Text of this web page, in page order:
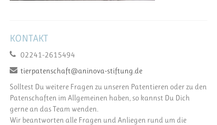
KONTAKT
02241-2615494
tierpatenschaft@aninova-stiftung.de
Solltest Du weitere Fragen zu unseren Patentieren oder zu den
Patenschaften im Allgemeinen haben, so kannst Du Dich
gerne an das Team wenden.
Wir beantworten alle Fragen und Anliegen rund um die